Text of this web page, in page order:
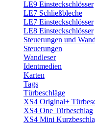
LE9 Einsteckschlösser
LE7 Schließbleche
LE7 Einsteckschlösser
LE8 Einsteckschlösser
Steuerungen und
Steuerungen
Wandleser
Identmedien
Karten
Tags
Türbeschläge
XS4 Original+
XS4 One Türbeschlag
XS4 Mini